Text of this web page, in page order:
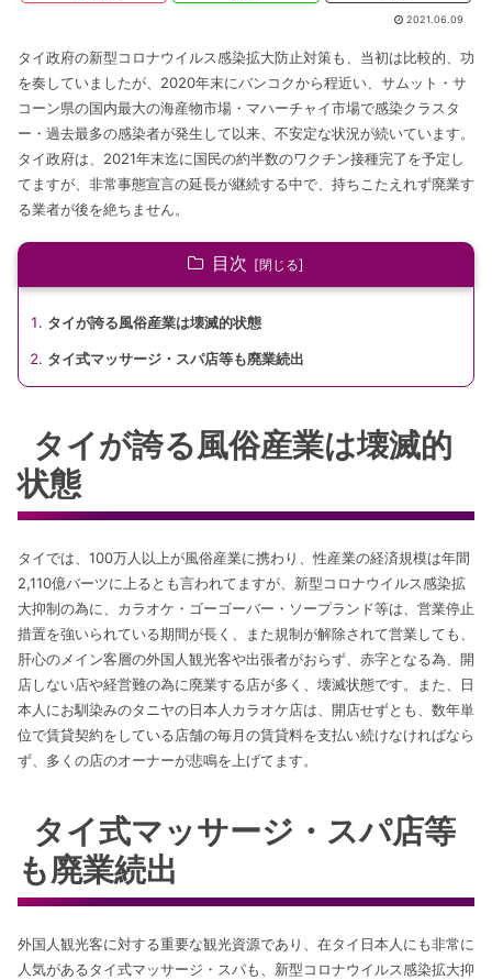
2021.06.09
タイ政府の新型コロナウイルス感染拡大防止対策も、当初は比較的、功
を奏していましたが、2020年末にバンコクから程近い、サムット・サ
コーン県の国内最大の海産物市場・マハーチャイ市場で感染クラスタ
ー・過去最多の感染者が発生して以来、不安定な状況が続いています。
タイ政府は、2021年末迄に国民の約半数のワクチン接種完了を予定し
てますが、非常事態宣言の延長が継続する中で、持ちこたえれず廃業す
る業者が後を絶ちません。
目次
タイが誇る風俗産業は壊滅的状態
タイ式マッサージ・スパ店等も廃業続出
タイが誇る風俗産業は壊滅的
状態
タイでは、100万人以上が風俗産業に携わり、性産業の経済規模は年間
2,110億バーツに上るとも言われてますが、新型コロナウイルス感染拡
大抑制の為に、カラオケ・ゴーゴーバー・ソープランド等は、営業停止
措置を強いられている期間が長く、また規制が解除されて営業しても、
肝心のメイン客層の外国人観光客や出張者がおらず、赤字となる為、開
店しない店や経営難の為に廃業する店が多く、壊滅状態です。また、日
本人にお馴染みのタニヤの日本人カラオケ店は、開店せずとも、数年単
位で賃貸契約をしている店舗の毎月の賃貸料を支払い続けなければなら
ず、多くの店のオーナーが悲鳴を上げてます。
タイ式マッサージ・スパ店等
も廃業続出
外国人観光客に対する重要な観光資源であり、在タイ日本人にも非常に
人気があるタイ式マッサージ・スパも、新型コロナウイルス感染拡大抑